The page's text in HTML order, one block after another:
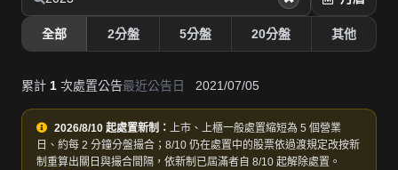
全部 2分盤 5分盤 20分盤 其他
累計 1 次處置公告最近公告日 2021/07/05
2026/8/10 起處置新制： 上市、上櫃一般處置縮短為 5 個營業
日、約每 2 分鐘分盤撮合；8/10 仍在處置中的股票依過渡規定改按新
制重算出關日與撮合間隔，依新制已屆滿者自 8/10 起解除處置。